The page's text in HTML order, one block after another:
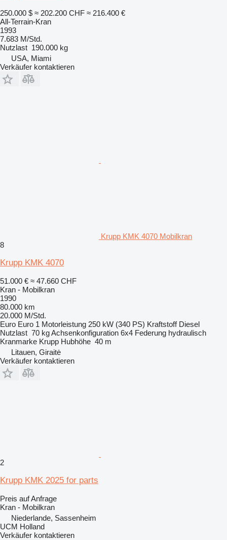
250.000 $ ≈ 202.200 CHF ≈ 216.400 €
All-Terrain-Kran
1993
7.683 M/Std.
Nutzlast 190.000 kg
USA, Miami
Verkäufer kontaktieren
Krupp KMK 4070 Mobilkran
8
Krupp KMK 4070
51.000 € ≈ 47.660 CHF
Kran - Mobilkran
1990
80.000 km
20.000 M/Std.
Euro Euro 1 Motorleistung 250 kW (340 PS) Kraftstoff Diesel
Nutzlast 70 kgAchsenkonfiguration 6x4 Federung hydraulisch
Kranmarke Krupp Hubhöhe 40 m
Litauen, Giraitė
Verkäufer kontaktieren
2
Krupp KMK 2025 for parts
Preis auf Anfrage
Kran - Mobilkran
Niederlande, Sassenheim
UCM Holland
Verkäufer kontaktieren